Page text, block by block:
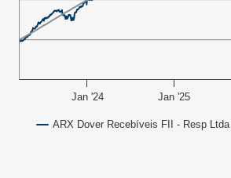
ARX Dover Recebíveis FII - Resp Ltda
Jan '24 Jan '25